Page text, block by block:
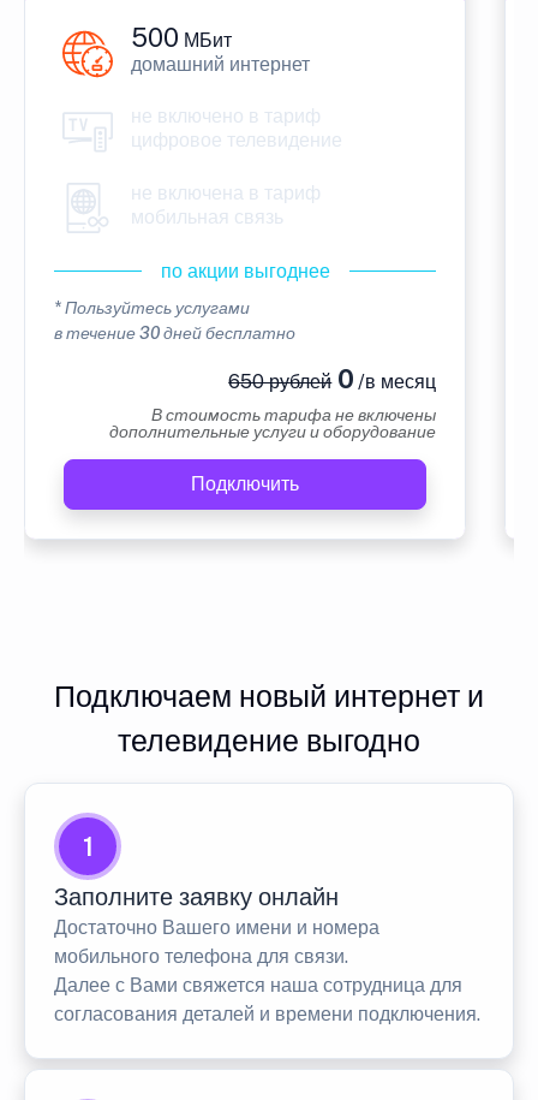
500 МБит
домашний интернет
не включено в тариф
цифровое телевидение
не включена в тариф
мобильная связь
по акции выгоднее
* Пользуйтесь услугами
в течение 30 дней бесплатно
650 рублей0 /в месяц
В стоимость тарифа не включены
дополнительные услуги и оборудование
Подключить
Подключаем новый интернет и
телевидение выгодно
1
Заполните заявку онлайн
Достаточно Вашего имени и номера
мобильного телефона для связи.
Далее с Вами свяжется наша сотрудница для
согласования деталей и времени подключения.